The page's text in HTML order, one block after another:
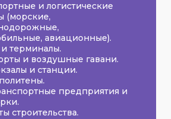
и логистические
(морские,
авиационные).
терминалы.
и воздушные гавани.
и станции.
предприятия и
строительства.